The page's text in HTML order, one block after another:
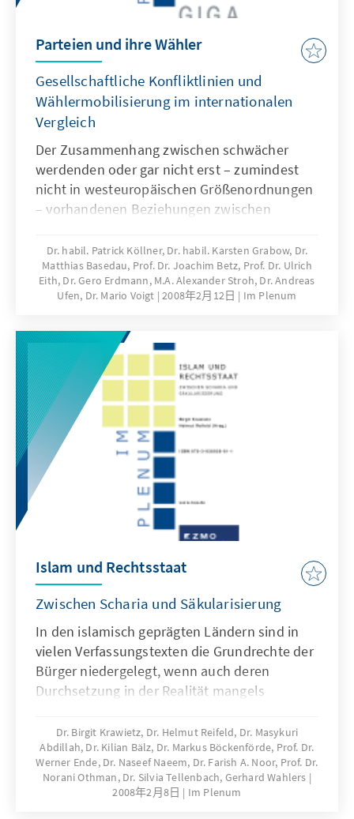
Parteien und ihre Wähler
Gesellschaftliche Konfliktlinien und
Wählermobilisierung im internationalen
Vergleich
Der Zusammenhang zwischen schwächer
werdenden oder gar nicht erst – zumindest
nicht in westeuropäischen Größenordnungen
– vorhandenen Beziehungen zwischen
andererseitsdie Bestrebungen der Parteien,
die volatiler gewordenen Wähler dennoch zu
mobilisieren, ist Gegenstand dieses Bandes.
Er beruht auf einer Tagung, die die Konrad-
Adenauer-Stiftung (KAS) und das in Hamburg
ansässige GIGA German Institute of Global
and Area Studies im Mai 2007 in der Akademie
der KAS in Berlin durchgeführt haben.
Dr. habil. Patrick Köllner, Dr. habil. Karsten Grabow, Dr.
Matthias Basedau, Prof. Dr. Joachim Betz, Prof. Dr. Ulrich
Eith, Dr. Gero Erdmann, M.A. Alexander Stroh, Dr. Andreas
Ufen, Dr. Mario Voigt 2008年2月12日 Im Plenum
Islam und Rechtsstaat
Zwischen Scharia und Säkularisierung
In den islamisch geprägten Ländern sind in
vielen Verfassungstexten die Grundrechte der
Bürger niedergelegt, wenn auch deren
Durchsetzung in der Realität mangels
wünschen übrig lässt. Hier will die Konrad-
Adenauer-Stiftung zur Ausformung
rechtsstaatlicher Strukturen konstruktiv
beitragen. Diese Publikation dokumentiert
Dr. Birgit Krawietz, Dr. Helmut Reifeld, Dr. Masykuri
Abdillah, Dr. Kilian Bälz, Dr. Markus Böckenförde, Prof. Dr.
Werner Ende, Dr. Naseef Naeem, Dr. Farish A. Noor, Prof. Dr.
Norani Othman, Dr. Silvia Tellenbach, Gerhard Wahlers
2008年2月8日
Im Plenum